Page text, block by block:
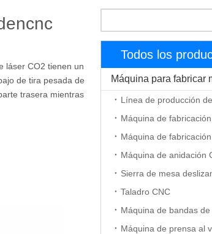
láser CO2 tienen un
de tira pesada de
trasera mientras
Todos los
Máquina para fabricar
Línea de producción
Máquina de anidación
Sierra de mesa
Taladro CNC
Máquina de bandas de
Máquina de prensa al